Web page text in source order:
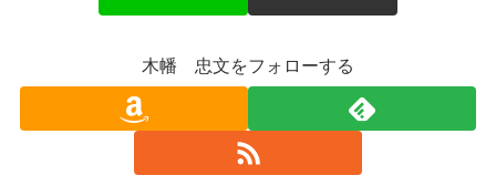
木幡 忠文をフォローする